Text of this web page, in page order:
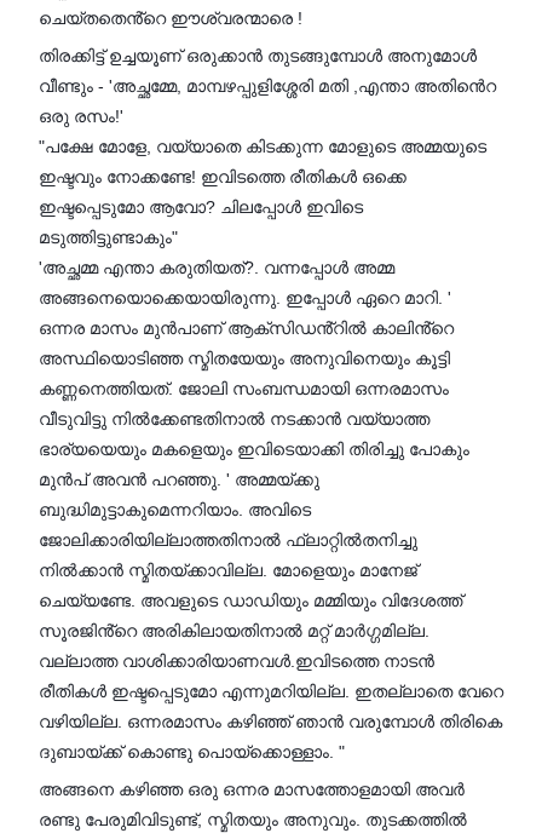
ചെയ്തതെൻ്റെ ഈശ്വരന്മാരെ !
തിരക്കിട്ട് ഉച്ചയൂണ് ഒരുക്കാൻ തുടങ്ങുമ്പോൾ അനുമോൾ
വീണ്ടും - 'അച്ഛമ്മേ, മാമ്പഴപ്പുളിശ്ശേരി മതി ,എന്താ അതിൻെറ
ഒരു രസം!'
"പക്ഷേ മോളേ, വയ്യാതെ കിടക്കുന്ന മോളുടെ അമ്മയുടെ
ഇഷ്ടവും നോക്കണ്ടേ! ഇവിടത്തെ രീതികൾ ഒക്കെ
ഇഷ്ടപ്പെടുമോ ആവോ? ചിലപ്പോൾ ഇവിടെ
മടുത്തിട്ടുണ്ടാകും"
'അച്ഛമ്മ എന്താ കരുതിയത്?. വന്നപ്പോൾ അമ്മ
അങ്ങനെയൊക്കെയായിരുന്നു. ഇപ്പോൾ ഏറെ മാറി. '
ഒന്നര മാസം മുൻപാണ് ആക്സിഡൻ്റിൽ കാലിൻ്റെ
അസ്ഥിയൊടിഞ്ഞ സ്മിതയേയും അനുവിനെയും കൂട്ടി
കണ്ണനെത്തിയത്. ജോലി സംബന്ധമായി ഒന്നരമാസം
വീടുവിട്ടു നിൽക്കേണ്ടതിനാൽ നടക്കാൻ വയ്യാത്ത
ഭാര്യയെയും മകളെയും ഇവിടെയാക്കി തിരിച്ചു പോകും
മുൻപ് അവൻ പറഞ്ഞു. ' അമ്മയ്ക്കു
ബുദ്ധിമുട്ടാകുമെന്നറിയാം. അവിടെ
ജോലിക്കാരിയില്ലാത്തതിനാൽ ഫ്ലാറ്റിൽതനിച്ചു
നിൽക്കാൻ സ്മിതയ്ക്കാവില്ല. മോളെയും മാനേജ്
ചെയ്യണ്ടേ. അവളുടെ ഡാഡിയും മമ്മിയും വിദേശത്ത്
സൂരജിൻ്റെ അരികിലായതിനാൽ മറ്റ് മാർഗ്ഗമില്ല.
വല്ലാത്ത വാശിക്കാരിയാണവൾ.ഇവിടത്തെ നാടൻ
രീതികൾ ഇഷ്ടപ്പെടുമോ എന്നുമറിയില്ല. ഇതല്ലാതെ വേറെ
വഴിയില്ല. ഒന്നരമാസം കഴിഞ്ഞ് ഞാൻ വരുമ്പോൾ തിരികെ
ദുബായ്ക്ക് കൊണ്ടു പൊയ്ക്കൊള്ളാം. "
അങ്ങനെ കഴിഞ്ഞ ഒരു ഒന്നര മാസത്തോളമായി അവർ
രണ്ടു പേരുമിവിടുണ്ട്, സ്മിതയും അനുവും. തുടക്കത്തിൽ